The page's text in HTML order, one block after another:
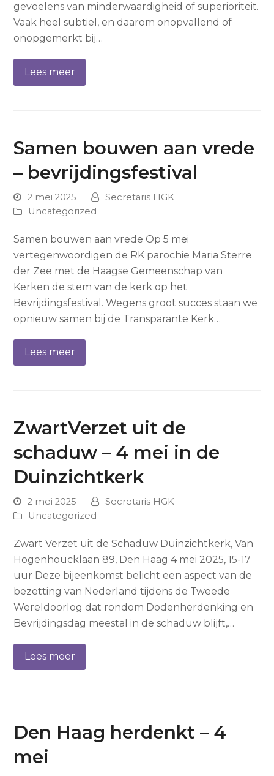
gevoelens van minderwaardigheid of superioriteit.
Vaak heel subtiel, en daarom onopvallend of
onopgemerkt bij…
Lees meer
Samen bouwen aan vrede
– bevrijdingsfestival
2 mei 2025
Secretaris HGK
Uncategorized
Samen bouwen aan vrede Op 5 mei
vertegenwoordigen de RK parochie Maria Sterre
der Zee met de Haagse Gemeenschap van
Kerken de stem van de kerk op het
Bevrijdingsfestival. Wegens groot succes staan we
opnieuw samen bij de Transparante Kerk…
Lees meer
ZwartVerzet uit de
schaduw – 4 mei in de
Duinzichtkerk
2 mei 2025
Secretaris HGK
Uncategorized
Zwart Verzet uit de Schaduw Duinzichtkerk, Van
Hogenhoucklaan 89, Den Haag 4 mei 2025, 15-17
uur Deze bijeenkomst belicht een aspect van de
bezetting van Nederland tijdens de Tweede
Wereldoorlog dat rondom Dodenherdenking en
Bevrijdingsdag meestal in de schaduw blijft,…
Lees meer
Den Haag herdenkt – 4
mei